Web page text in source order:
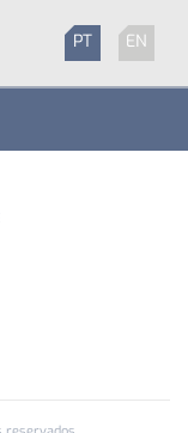
PT EN